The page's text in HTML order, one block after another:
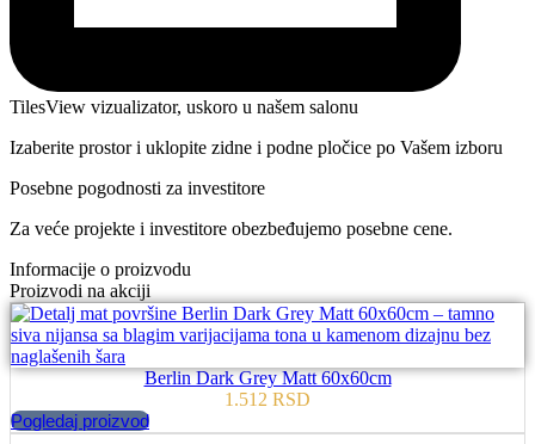
TilesView vizualizator, uskoro u našem salonu
Izaberite prostor i uklopite zidne i podne pločice po Vašem izboru
Posebne pogodnosti za investitore
Za veće projekte i investitore obezbeđujemo posebne cene.
Informacije o proizvodu
Proizvodi na akciji
Berlin Dark Grey Matt 60x60cm
1.512 RSD
Pogledaj proizvod